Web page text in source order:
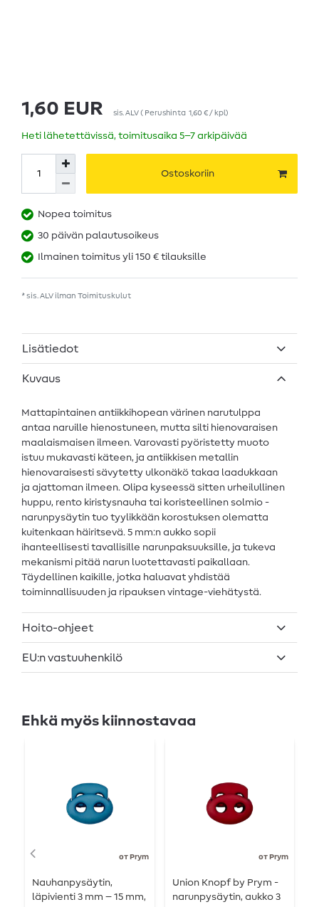
1,60 EUR sis. ALV( Perushinta 1,60 € / kpl)
Heti lähetettävissä, toimitusaika 5–7 arkipäivää
Ostoskoriin
Nopea toimitus
30 päivän palautusoikeus
Ilmainen toimitus yli 150 € tilauksille
* sis. ALV ilman Toimituskulut
Lisätiedot
Kuvaus
Mattapintainen antiikkihopean värinen narutulppa
antaa naruille hienostuneen, mutta silti hienovaraisen
maalaismaisen ilmeen. Varovasti pyöristetty muoto
istuu mukavasti käteen, ja antiikkisen metallin
hienovaraisesti sävytetty ulkonäkö takaa laadukkaan
ja ajattoman ilmeen. Olipa kyseessä sitten urheilullinen
huppu, rento kiristysnauha tai koristeellinen solmio -
narunpysäytin tuo tyylikkään korostuksen olematta
kuitenkaan häiritsevä. 5 mm:n aukko sopii
ihanteellisesti tavallisille narunpaksuuksille, ja tukeva
mekanismi pitää narun luotettavasti paikallaan.
Täydellinen kaikille, jotka haluavat yhdistää
toiminnallisuuden ja ripauksen vintage-viehätystä.
Hoito-ohjeet
EU:n vastuuhenkilö
Ehkä myös kiinnostavaa
от Prym
Nauhanpysäytin,
läpivienti 3 mm – 15 mm,
от Prym
Union Knopf by Prym -
narunpysäytin, aukko 3